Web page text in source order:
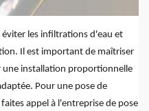
éviter les infiltrations d'eau et
Il est important de maîtriser
une installation proportionnelle
Pour une pose de
appel à l'entreprise de pose